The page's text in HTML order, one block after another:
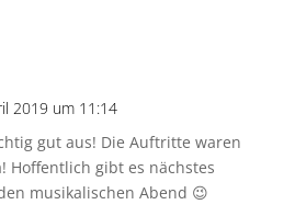
2019 um 11:14
gut aus! Die Auftritte waren
Hoffentlich gibt es nächstes
musikalischen Abend 😉